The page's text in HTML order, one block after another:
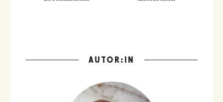
AUTOR:IN